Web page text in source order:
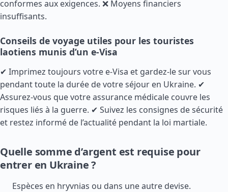
conformes aux exigences. ❌ Moyens financiers
insuffisants.
Conseils de voyage utiles pour les touristes
laotiens munis d’un e-Visa
✔ Imprimez toujours votre e-Visa et gardez-le sur vous
pendant toute la durée de votre séjour en Ukraine. ✔
Assurez-vous que votre assurance médicale couvre les
risques liés à la guerre. ✔ Suivez les consignes de sécurité
et restez informé de l’actualité pendant la loi martiale.
Quelle somme d’argent est requise pour
entrer en Ukraine ?
Espèces en hryvnias ou dans une autre devise.